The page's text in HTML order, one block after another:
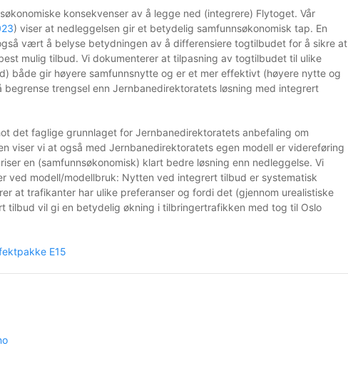
konsekvenser av å legge ned (integrere) Flytoget. Vår
) viser at nedleggelsen gir et betydelig samfunnsøkonomisk tap. En
vært å belyse betydningen av å differensiere togtilbudet for å sikre at
mulig tilbud. Vi dokumenterer at tilpasning av togtilbudet til ulike
både gir høyere samfunnsnytte og er et mer effektivt (høyere nytte og
trengsel enn Jernbanedirektoratets løsning med integrert
det faglige grunnlaget for Jernbanedirektoratets anbefaling om
viser vi at også med Jernbanedirektoratets egen modell er videreføring
en (samfunnsøkonomisk) klart bedre løsning enn nedleggelse. Vi
ved modell/modellbruk: Nytten ved integrert tilbud er systematisk
at trafikanter har ulike preferanser og fordi det (gjennom urealistiske
tilbud vil gi en betydelig økning i tilbringertrafikken med tog til Oslo
E15